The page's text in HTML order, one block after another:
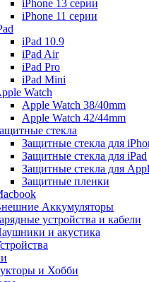
iPhone 13 серии
iPhone 11 серии
iPad 10.9
iPad Air
iPad Pro
iPad Mini
Watch
Apple Watch 38/40mm
Apple Watch 42/44mm
стекла
Защитные стекла для
Защитные стекла для iPad
Защитные стекла для
Защитные пленки
Аккумуляторы
устройства и кабели
и акустика
и Хобби